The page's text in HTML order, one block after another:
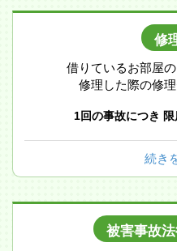
修
借りているお部屋
修理した際の修
1回の事故につき
続き
被害事故